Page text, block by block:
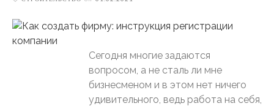
Сегодня многие задаются
вопросом, а не сталь ли мне
бизнесменом и в этом нет ничего
удивительного, ведь работа на себя,